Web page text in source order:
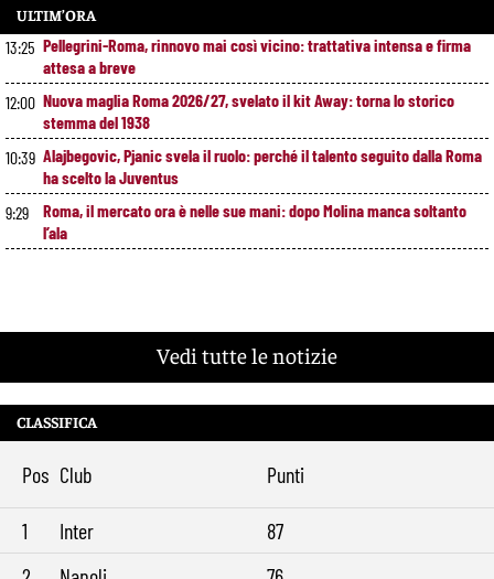
ULTIM’ORA
13:25 Pellegrini-Roma, rinnovo mai così vicino: trattativa intensa e firma
attesa a breve
12:00 Nuova maglia Roma 2026/27, svelato il kit Away: torna lo storico
stemma del 1938
10:39 Alajbegovic, Pjanic svela il ruolo: perché il talento seguito dalla Roma
ha scelto la Juventus
9:29
Roma, il mercato ora è nelle sue mani: dopo Molina manca soltanto
l’ala
Vedi tutte le notizie
CLASSIFICA
Pos Club Punti
1 Inter
87